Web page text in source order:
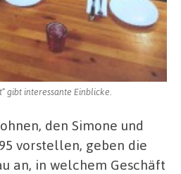
gibt interessante Einblicke.
den Simone und
vorstellen, geben die
an, in welchem Geschäft